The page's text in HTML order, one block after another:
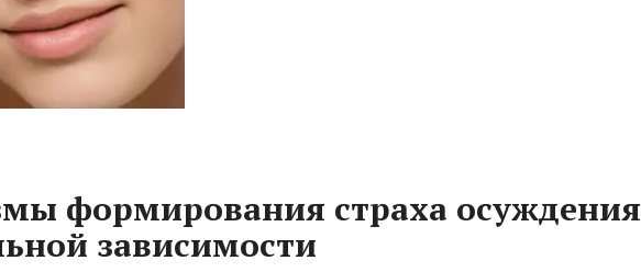
формирования страха осуждения
зависимости